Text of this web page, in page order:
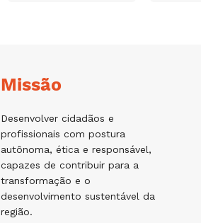
Missão
Desenvolver cidadãos e
profissionais com postura
autônoma, ética e responsável,
capazes de contribuir para a
transformação e o
desenvolvimento sustentável da
região.